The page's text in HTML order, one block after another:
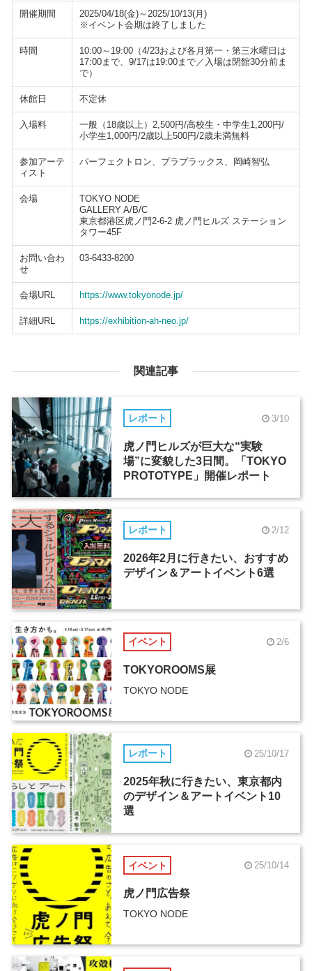
開催期間
2025/04/18(金)～2025/10/13(月)
※イベント会期は終了しました
時間
10:00～19:00（4/23および各月第一・第三水曜日は
17:00まで、9/17は19:00まで／入場は閉館30分前ま
で）
休館日 不定休
入場料
一般（18歳以上）2,500円/高校生・中学生1,200円/
小学生1,000円/2歳以上500円/2歳未満無料
参加アーテ
ィスト
パーフェクトロン、プラプラックス、岡崎智弘
会場
TOKYO NODE
GALLERY A/B/C
東京都港区虎ノ門2-6-2 虎ノ門ヒルズ ステーション
タワー45F
お問い合わ
せ
03-6433-8200
会場URL https://www.tokyonode.jp/
詳細URL https://exhibition-ah-neo.jp/
関連記事
レポート 3/10
虎ノ門ヒルズが巨大な“実験
場”に変貌した3日間。「TOKYO
PROTOTYPE」開催レポート
レポート 2/12
2026年2月に行きたい、おすすめ
デザイン＆アートイベント6選
イベント 2/6
TOKYOROOMS展
TOKYO NODE
レポート 25/10/17
2025年秋に行きたい、東京都内
のデザイン＆アートイベント10
選
イベント 25/10/14
虎ノ門広告祭
TOKYO NODE